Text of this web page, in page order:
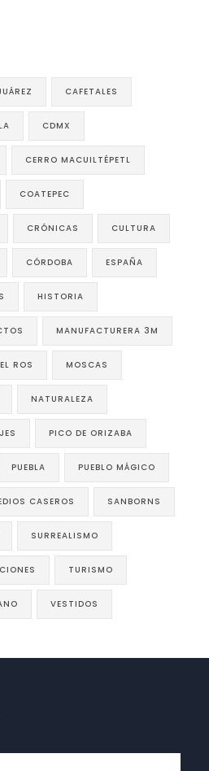
CAFETALES
CDMX
CERRO MACUILTÉPETL
COATEPEC
CRÓNICAS CULTURA
CÓRDOBA ESPAÑA
HISTORIA
MANUFACTURERA 3M
ROS MOSCAS
NATURALEZA
PICO DE ORIZABA
PUEBLA PUEBLO MÁGICO
CASEROS SANBORNS
SURREALISMO
TURISMO
VESTIDOS